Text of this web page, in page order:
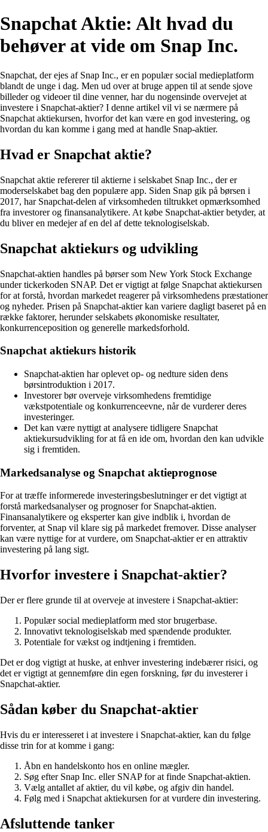
Snapchat Aktie: Alt hvad du
behøver at vide om Snap Inc.
Snapchat, der ejes af Snap Inc., er en populær social medieplatform
blandt de unge i dag. Men ud over at bruge appen til at sende sjove
billeder og videoer til dine venner, har du nogensinde overvejet at
investere i Snapchat-aktier? I denne artikel vil vi se nærmere på
Snapchat aktiekursen, hvorfor det kan være en god investering, og
hvordan du kan komme i gang med at handle Snap-aktier.
Hvad er Snapchat aktie?
Snapchat aktie refererer til aktierne i selskabet Snap Inc., der er
moderselskabet bag den populære app. Siden Snap gik på børsen i
2017, har Snapchat-delen af virksomheden tiltrukket opmærksomhed
fra investorer og finansanalytikere. At købe Snapchat-aktier betyder, at
du bliver en medejer af en del af dette teknologiselskab.
Snapchat aktiekurs og udvikling
Snapchat-aktien handles på børser som New York Stock Exchange
under tickerkoden SNAP. Det er vigtigt at følge Snapchat aktiekursen
for at forstå, hvordan markedet reagerer på virksomhedens præstationer
og nyheder. Prisen på Snapchat-aktier kan variere dagligt baseret på en
række faktorer, herunder selskabets økonomiske resultater,
konkurrenceposition og generelle markedsforhold.
Snapchat aktiekurs historik
Snapchat-aktien har oplevet op- og nedture siden dens
børsintroduktion i 2017.
Investorer bør overveje virksomhedens fremtidige
vækstpotentiale og konkurrenceevne, når de vurderer deres
investeringer.
Det kan være nyttigt at analysere tidligere Snapchat
aktiekursudvikling for at få en ide om, hvordan den kan udvikle
sig i fremtiden.
Markedsanalyse og Snapchat aktieprognose
For at træffe informerede investeringsbeslutninger er det vigtigt at
forstå markedsanalyser og prognoser for Snapchat-aktien.
Finansanalytikere og eksperter kan give indblik i, hvordan de
forventer, at Snap vil klare sig på markedet fremover. Disse analyser
kan være nyttige for at vurdere, om Snapchat-aktier er en attraktiv
investering på lang sigt.
Hvorfor investere i Snapchat-aktier?
Der er flere grunde til at overveje at investere i Snapchat-aktier:
Populær social medieplatform med stor brugerbase.
Innovativt teknologiselskab med spændende produkter.
Potentiale for vækst og indtjening i fremtiden.
Det er dog vigtigt at huske, at enhver investering indebærer risici, og
det er vigtigt at gennemføre din egen forskning, før du investerer i
Snapchat-aktier.
Sådan køber du Snapchat-aktier
Hvis du er interesseret i at investere i Snapchat-aktier, kan du følge
disse trin for at komme i gang:
Åbn en handelskonto hos en online mægler.
Søg efter Snap Inc. eller SNAP for at finde Snapchat-aktien.
Vælg antallet af aktier, du vil købe, og afgiv din handel.
Følg med i Snapchat aktiekursen for at vurdere din investering.
Afsluttende tanker